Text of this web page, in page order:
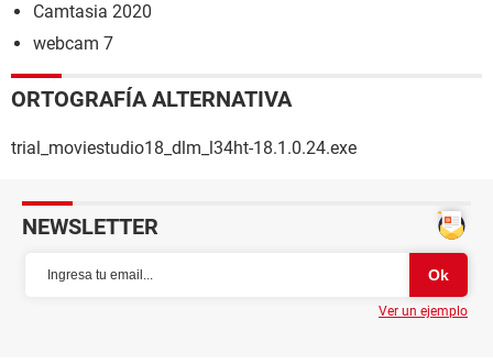
Camtasia 2020
webcam 7
ORTOGRAFÍA ALTERNATIVA
trial_moviestudio18_dlm_l34ht-18.1.0.24.exe
NEWSLETTER
Ver un ejemplo